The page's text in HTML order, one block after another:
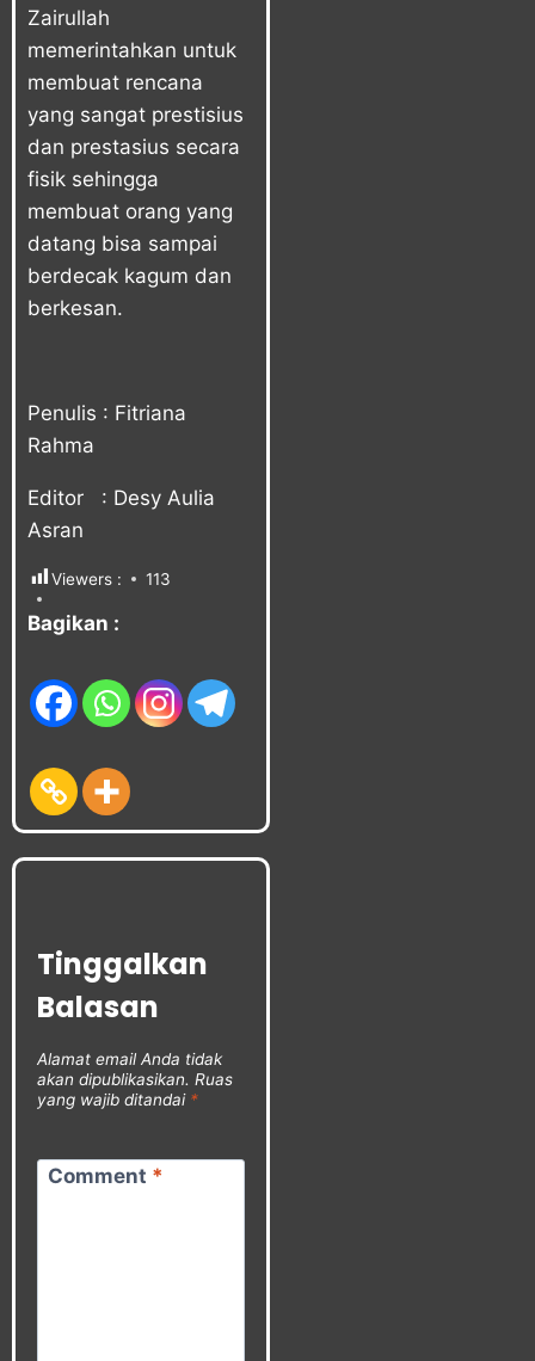
Zairullah
memerintahkan untuk
membuat rencana
yang sangat prestisius
dan prestasius secara
fisik sehingga
membuat orang yang
datang bisa sampai
berdecak kagum dan
berkesan.
Penulis : Fitriana
Rahma
Editor : Desy Aulia
Asran
Viewers : 113
Bagikan :
Tinggalkan
Balasan
Alamat email Anda tidak
akan dipublikasikan. Ruas
yang wajib ditandai *
Comment *